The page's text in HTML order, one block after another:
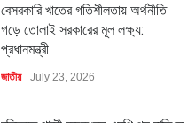
বেসরকারি খাতের গতিশীলতায় অর্থনীতি
গড়ে তোলাই সরকারের মূল লক্ষ্য:
প্রধানমন্ত্রী
জাতীয় July 23, 2026